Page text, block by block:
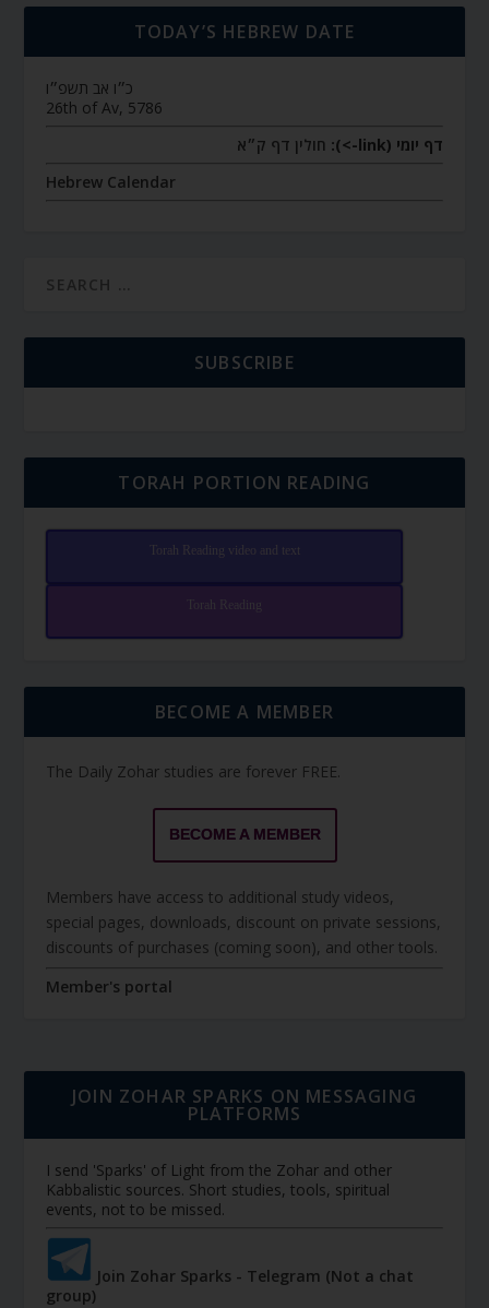
TODAY’S HEBREW DATE
כ״ו אב תשפ״ו
26th of Av, 5786
דף יומי (link->):
חולין דף ק״א
Hebrew Calendar
SUBSCRIBE
TORAH PORTION READING
Torah Reading video and text
Torah Reading
BECOME A MEMBER
The Daily Zohar studies are forever FREE.
BECOME A MEMBER
Members have access to additional study videos,
special pages, downloads, discount on private sessions,
discounts of purchases (coming soon), and other tools.
Member's portal
JOIN ZOHAR SPARKS ON MESSAGING
PLATFORMS
I send 'Sparks' of Light from the Zohar and other
Kabbalistic sources. Short studies, tools, spiritual
events, not to be missed.
Join Zohar Sparks - Telegram (Not a chat
group)